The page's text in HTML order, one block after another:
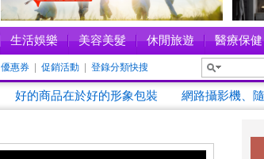
生活娛樂 美容美髮 休閒旅遊 醫療保健
優惠券 促銷活動 登錄分類快搜
好的商品在於好的形象包裝 網路攝影機、